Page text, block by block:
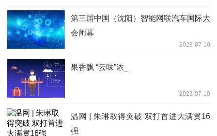
第三届中国（沈阳）智能网联汽车国际大
会闭幕
2023-07-10
果香飘 “云味”浓_
2023-07-10
温网 | 朱琳取得突破 双打首进大满贯16
强